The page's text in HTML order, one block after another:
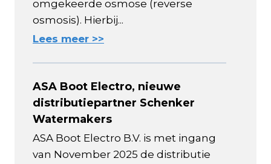
omgekeerde osmose (reverse
osmosis). Hierbij...
Lees meer >>
ASA Boot Electro, nieuwe
distributiepartner Schenker
Watermakers
ASA Boot Electro B.V. is met ingang
van November 2025 de distributie